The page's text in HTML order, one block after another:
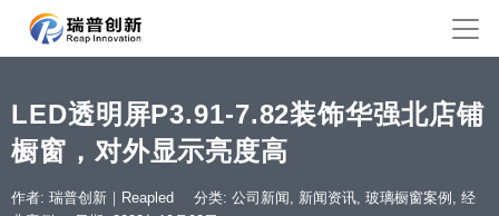
LED透明屏P3.91-7.82装饰华强北店铺
橱窗，对外显示亮度高
作者: 瑞普创新｜Reapled 分类: 公司新闻, 新闻资讯, 玻璃橱窗案例 , 经